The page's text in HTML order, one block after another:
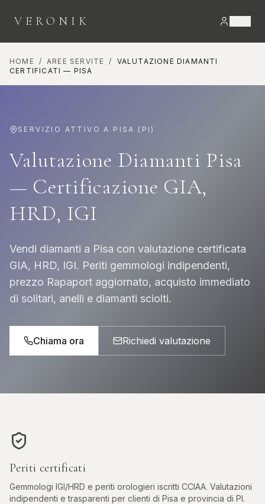
VERONIK
HOME / AREE SERVITE /
VALUTAZIONE DIAMANTI
CERTIFICATI — PISA
SERVIZIO ATTIVO A PISA ( PI)
Valutazione Diamanti Pisa
— Certificazione GIA,
HRD, IGI
Vendi diamanti a Pisa con valutazione certificata
GIA, HRD, IGI. Periti gemmologi indipendenti,
prezzo Rapaport aggiornato, acquisto immediato
di solitari, anelli e diamanti sciolti.
Chiama ora Richiedi valutazione
Periti certificati
Gemmologi IGI/HRD e periti orologieri iscritti CCIAA. Valutazioni
indipendenti e trasparenti per clienti di Pisa e provincia di PI.